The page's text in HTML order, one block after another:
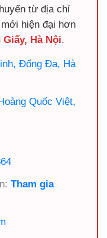
từ địa chỉ
hiện đại hơn
Hà Nội.
Đống Đa, Hà
Quốc Việt,
Tham gia